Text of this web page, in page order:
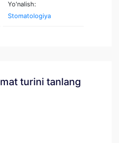
Yo'nalish:
Stomatologiya
turini tanlang